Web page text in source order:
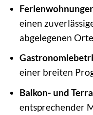
einen
abgelegenen
einer breiten
Balkon- und
entsprechender